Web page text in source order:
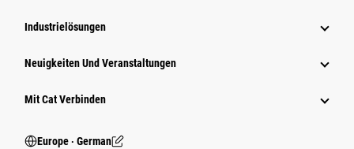
Industrielösungen
Neuigkeiten Und Veranstaltungen
Mit Cat Verbinden
Europe ‧ German